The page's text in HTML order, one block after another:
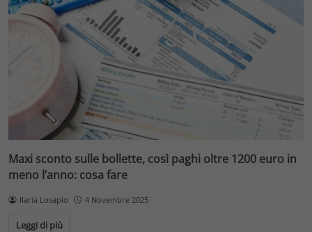
Maxi sconto sulle bollette, così paghi oltre 1200 euro in
meno l’anno: cosa fare
Ilaria Losapio 4 Novembre 2025
Leggi di più